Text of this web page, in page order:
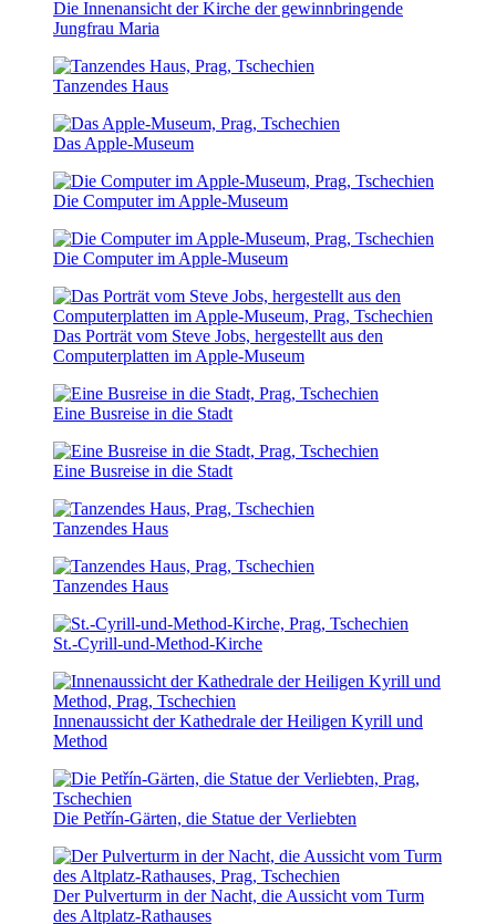
Die Innenansicht der Kirche der gewinnbringende
Jungfrau Maria
Tanzendes Haus
Das Apple-Museum
Die Computer im Apple-Museum
Die Computer im Apple-Museum
Das Porträt vom Steve Jobs, hergestellt aus den
Computerplatten im Apple-Museum
Eine Busreise in die Stadt
Eine Busreise in die Stadt
Tanzendes Haus
Tanzendes Haus
St.-Cyrill-und-Method-Kirche
Innenaussicht der Kathedrale der Heiligen Kyrill und
Method
Die Petřín-Gärten, die Statue der Verliebten
Der Pulverturm in der Nacht, die Aussicht vom Turm
des Altplatz-Rathauses